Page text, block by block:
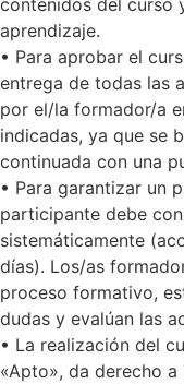
aprendizaje.
• Para aprobar el
entrega de todas las
por el/la formador/a
indicadas, ya que se
continuada con una
• Para garantizar un
participante debe
sistemáticamente
días). Los/as
proceso formativo,
dudas y evalúan las
• La realización del
«Apto», da derecho